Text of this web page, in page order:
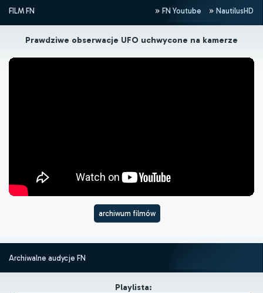
FILM FN FN Youtube NautilusHD
Prawdziwe obserwacje UFO uchwycone na kamerze
archiwum filmów
Archiwalne audycje FN
Playlista: